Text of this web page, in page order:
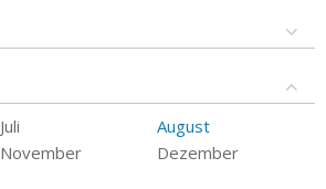
Juli
August
November Dezember